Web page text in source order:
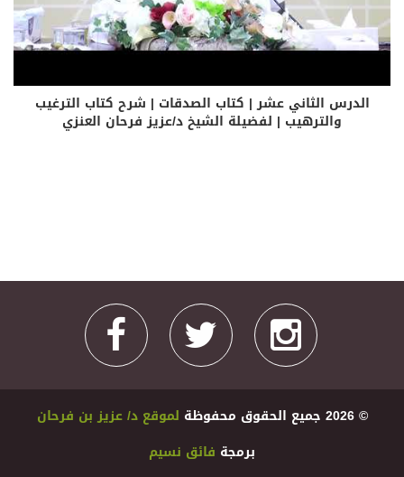
الدرس الثاني عشر | كتاب الصدقات | شرح كتاب الترغيب
والترهيب | لفضيلة الشيخ د/عزيز فرحان العنزي
© 2026 ﺟﻤﻴﻊ اﻟﺤﻘﻮﻕ ﻣﺤﻔﻮﻇﺔ
ﻟﻤﻮﻗﻊ ﺩ/ ﻋﺰﻳﺰ ﺑﻦ ﻓﺮﺣﺎﻥ
ﺑﺮﻣﺠﺔ ﻓﺎﺋﻖ ﻧﺴﻴﻢ